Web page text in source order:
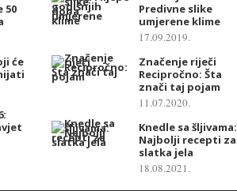
50
će
Predivne slike
umjerene klime
17.09.2019.
Značenje riječi
Recipročno: Šta
znači taj pojam
11.07.2020.
Knedle sa šljivama:
Najbolji recepti za
slatka jela
18.08.2021.